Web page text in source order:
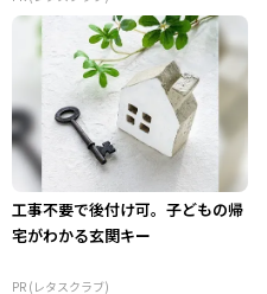
工事不要で後付け可。子どもの帰
宅がわかる玄関キー
PR (レタスクラブ)